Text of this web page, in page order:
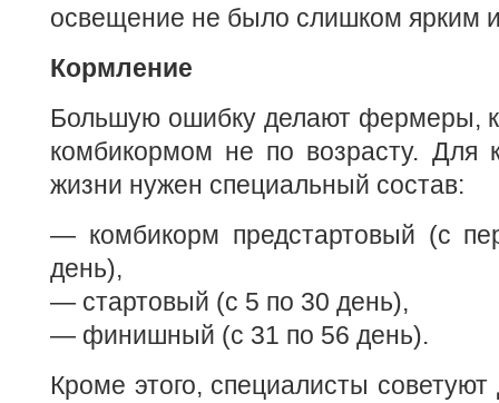
освещение не было слишком ярким
Кормление
Большую ошибку делают фермеры,
комбикормом не по возрасту. Для
жизни нужен специальный состав:
— комбикорм предстартовый (с
день),
— стартовый (с 5 по 30 день),
— финишный (с 31 по 56 день).
Кроме этого, специалисты